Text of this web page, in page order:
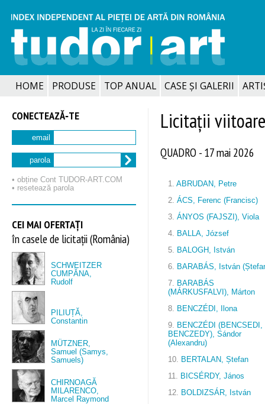
HOME PRODUSE TOP ANUAL CASE ȘI GALERII
CONECTEAZĂ‑TE
email
parola
• obține Cont TUDOR‑ART.COM
• resetează parola
CEI MAI OFERTAȚI
în casele de licitații (România)
SCHWEITZER
CUMPĂNA,
Rudolf
PILIUȚĂ,
Constantin
MÜTZNER,
Samuel (Samys,
Samuels)
CHIRNOAGĂ
MILARENCO,
Marcel Raymond
Licitații viitoare
QUADRO - 17 mai 2026
1. ABRUDAN, Petre
2. ÁCS, Ferenc (Francisc)
3. ÁNYOS (FAJSZI), Viola
4. BALLA, József
5. BALOGH, István
6. BARABÁS, István
7. BARABÁS
(MÁRKUSFALVI), Márton
8. BENCZÉDI, Ilona
9. BENCZÉDI (BENCSEDI,
BENCZEDY), Sándor
(Alexandru)
10. BERTALAN, Ștefan
11. BICSÉRDY, János
12. BOLDIZSÁR, István